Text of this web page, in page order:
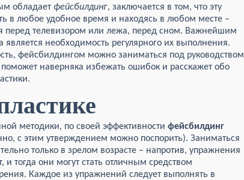
обладает фейсбилдинг, заключается в том, что эту
в любое удобное время и находясь в любом месте –
перед телевизором или лежа, перед сном. Важнейшим
необходимость регулярного их выполнения.
фейсбилдингом можно заниматься под руководством
наверняка избежать ошибок и расскажет обо
методики, по своей эффективности фейсбилдинг
с этим утверждением можно поспорить). Заниматься
только в зрелом возрасте – напротив, упражнения
тогда они могут стать отличным средством
Каждое из упражнений следует выполнять в